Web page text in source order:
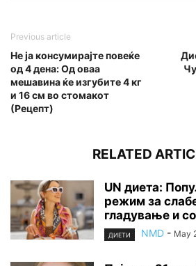
Previous article
Не ја консумирајте повеќе
од 4 дена: Од оваа
мешавина ќе изгубите 4 кг
и 16 см во стомакот
(Рецепт)
RELATED
UN диета:
режим за
гладување и
ДИЕТИ NMD - May